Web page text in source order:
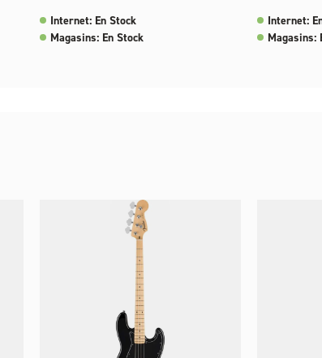
Internet: En Stock
Magasins: En Stock
Internet:
Magasins: